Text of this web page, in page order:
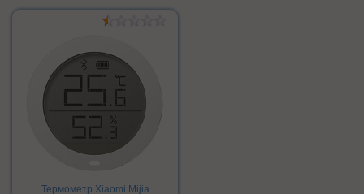
Термометр Xiaomi Mijia